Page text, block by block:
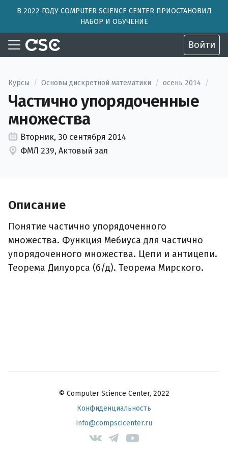
В 2022 ГОДУ COMPUTER SCIENCE CENTER ПРИОСТАНОВИЛ
НАБОР И ОБУЧЕНИЕ
Войти
Курсы / Основы дискретной математики / осень 2014 /
Частично упорядоченные
множества
Вторник, 30 сентября 2014
ФМЛ 239, Актовый зал
Описание
Понятие частично упорядоченного
множества. Функция Мебиуса для частично
упорядоченного множества. Цепи и антицепи.
Теорема Дилуорса (б/д). Теорема Мирского.
© Computer Science Center, 2022
Конфиденциальность
info@compscicenter.ru